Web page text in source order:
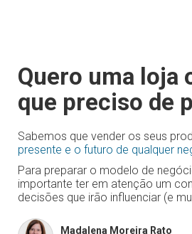
Quero uma loja
que preciso de
Sabemos que vender os seus
presente e o futuro de qualquer
Para preparar o modelo de
importante ter em atenção um
decisões que irão influenciar (e
Madalena Moreira Rato